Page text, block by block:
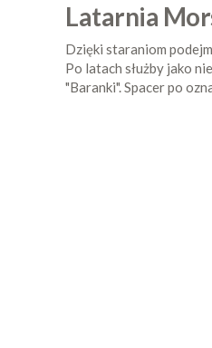
Latarnia
Dzięki staraniom
Po latach służby jako
"Baranki". Spacer po